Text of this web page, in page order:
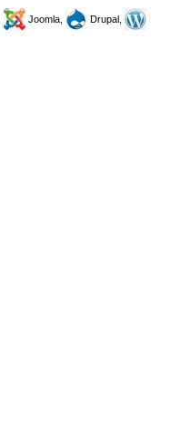
Joomla,
Drupal,